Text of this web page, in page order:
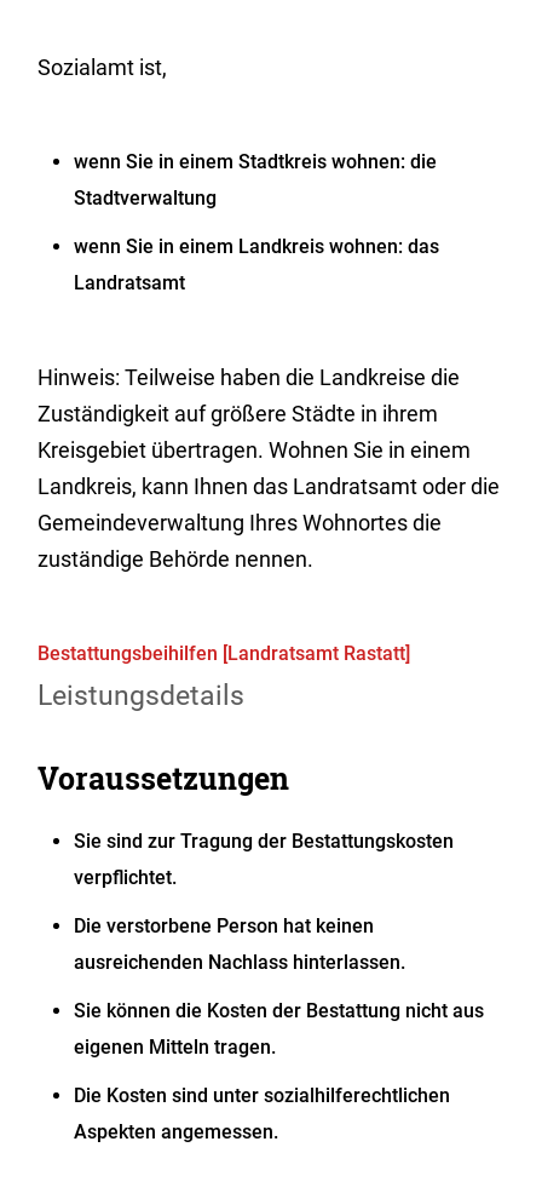
Sozialamt ist,
wenn Sie in einem Stadtkreis wohnen: die
Stadtverwaltung
wenn Sie in einem Landkreis wohnen: das
Landratsamt
Hinweis: Teilweise haben die Landkreise die
Zuständigkeit auf größere Städte in ihrem
Kreisgebiet übertragen. Wohnen Sie in einem
Landkreis, kann Ihnen das Landratsamt oder die
Gemeindeverwaltung Ihres Wohnortes die
zuständige Behörde nennen.
Bestattungsbeihilfen [Landratsamt Rastatt]
Leistungsdetails
Voraussetzungen
Sie sind zur Tragung der Bestattungskosten
verpflichtet.
Die verstorbene Person hat keinen
ausreichenden Nachlass hinterlassen.
Sie können die Kosten der Bestattung nicht aus
eigenen Mitteln tragen.
Die Kosten sind unter sozialhilferechtlichen
Aspekten angemessen.